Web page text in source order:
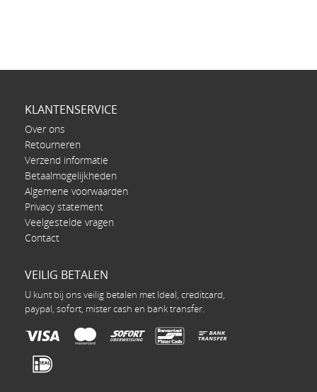
KLANTENSERVICE
Over ons
Retourneren
Verzend informatie
Betaalmogelijkheden
Algemene voorwaarden
Privacy statement
Veelgestelde vragen
Contact
VEILIG BETALEN
U kunt bij ons veilig betalen met Ideal, creditcard,
paypal, sofort, mister cash en bank transfer.